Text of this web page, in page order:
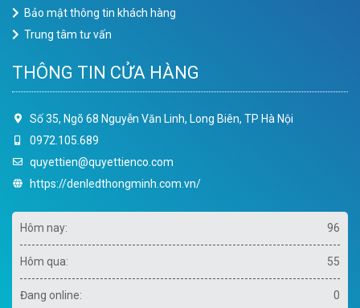
Bảo mật thông tin khách hàng
Trung tâm tư vấn
THÔNG TIN CỬA HÀNG
Số 35, Ngõ 68 Nguyễn Văn Linh, Long Biên, TP Hà Nội
0972.105.689
quyettien@quyettienco.com
https://denledthongminh.com.vn/
96
Hôm nay:
55
Hôm qua:
0
Đang online: